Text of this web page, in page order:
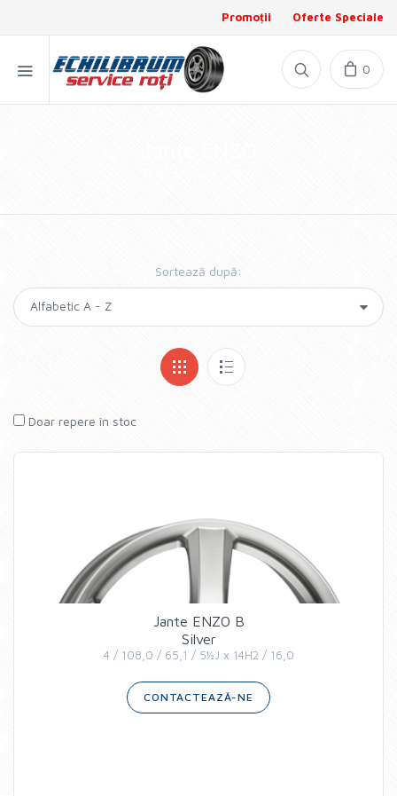
Promoții Oferte Speciale
0
Sortează după:
Doar repere în stoc
Jante ENZO B
Silver
4 / 108,0 / 65,1 / 5½J x 14H2 / 16,0
CONTACTEAZĂ-NE